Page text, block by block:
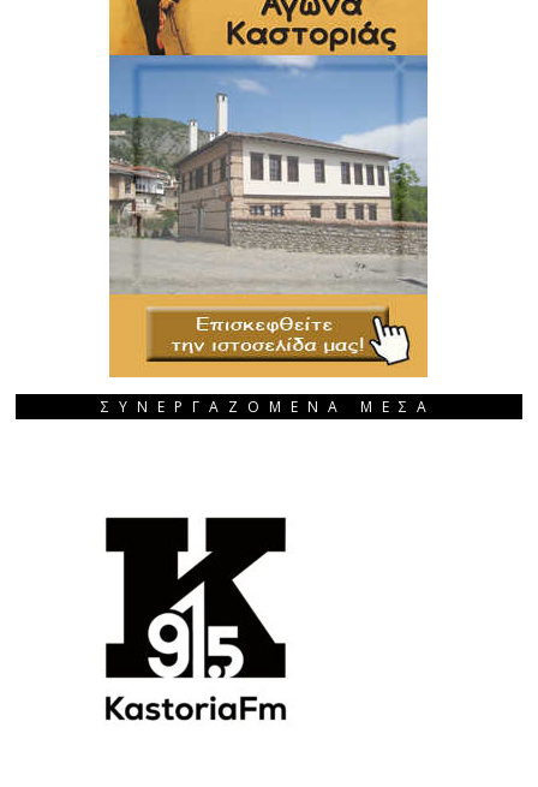
ΣΥΝΕΡΓΑΖΟΜΕΝΑ ΜΕΣΑ